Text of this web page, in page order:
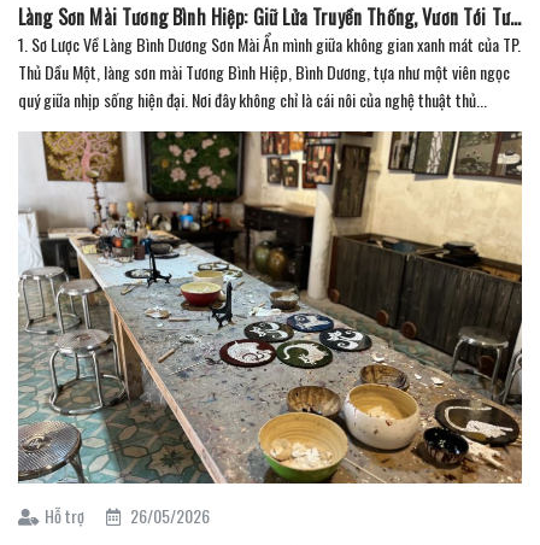
Làng Sơn Mài Tương Bình Hiệp: Giữ Lửa Truyền Thống, Vươn Tới Tương Lai
1. Sơ Lược Về Làng Bình Dương Sơn Mài Ẩn mình giữa không gian xanh mát của TP.
Thủ Dầu Một, làng sơn mài Tương Bình Hiệp, Bình Dương, tựa như một viên ngọc
quý giữa nhịp sống hiện đại. Nơi đây không chỉ là cái nôi của nghệ thuật thủ...
Hỗ trợ 26/05/2026